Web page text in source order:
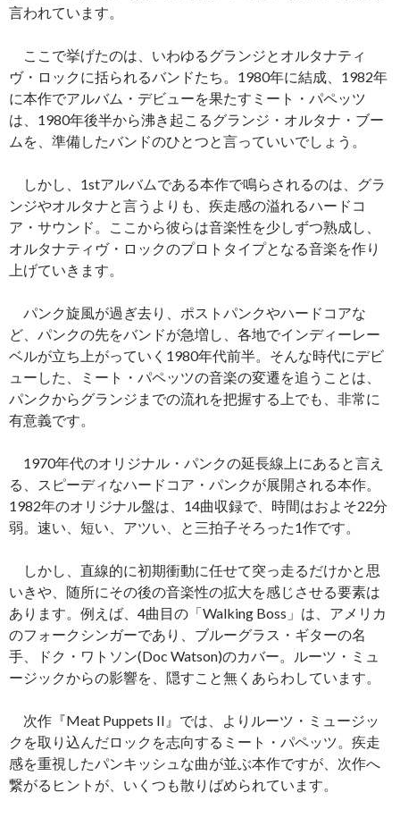
言われています。
ここで挙げたのは、いわゆるグランジとオルタナティ
ヴ・ロックに括られるバンドたち。1980年に結成、1982年
に本作でアルバム・デビューを果たすミート・パペッツ
は、1980年後半から沸き起こるグランジ・オルタナ・ブー
ムを、準備したバンドのひとつと言っていいでしょう。
しかし、1stアルバムである本作で鳴らされるのは、グラ
ンジやオルタナと言うよりも、疾走感の溢れるハードコ
ア・サウンド。ここから彼らは音楽性を少しずつ熟成し、
オルタナティヴ・ロックのプロトタイプとなる音楽を作り
上げていきます。
パンク旋風が過ぎ去り、ポストパンクやハードコアな
ど、パンクの先をバンドが急増し、各地でインディーレー
ベルが立ち上がっていく1980年代前半。そんな時代にデビ
ューした、ミート・パペッツの音楽の変遷を追うことは、
パンクからグランジまでの流れを把握する上でも、非常に
有意義です。
1970年代のオリジナル・パンクの延長線上にあると言え
る、スピーディなハードコア・パンクが展開される本作。
1982年のオリジナル盤は、14曲収録で、時間はおよそ22分
弱。速い、短い、アツい、と三拍子そろった1作です。
しかし、直線的に初期衝動に任せて突っ走るだけかと思
いきや、随所にその後の音楽性の拡大を感じさせる要素は
あります。例えば、4曲目の「Walking Boss」は、アメリカ
のフォークシンガーであり、ブルーグラス・ギターの名
手、ドク・ワトソン(Doc Watson)のカバー。ルーツ・ミュ
ージックからの影響を、隠すこと無くあらわしています。
次作『Meat Puppets II』では、よりルーツ・ミュージッ
クを取り込んだロックを志向するミート・パペッツ。疾走
感を重視したパンキッシュな曲が並ぶ本作ですが、次作へ
繋がるヒントが、いくつも散りばめられています。